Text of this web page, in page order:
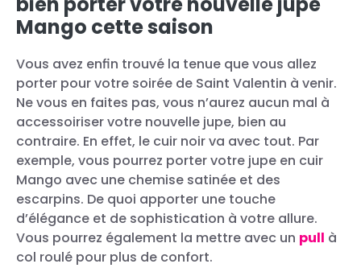
Mango cette saison
Vous avez enfin trouvé la tenue que vous allez
porter pour votre soirée de Saint Valentin à venir.
Ne vous en faites pas, vous n’aurez aucun mal à
accessoiriser votre nouvelle jupe, bien au
contraire. En effet, le cuir noir va avec tout. Par
exemple, vous pourrez porter votre jupe en cuir
Mango avec une chemise satinée et des
escarpins. De quoi apporter une touche
d’élégance et de sophistication à votre allure.
Vous pourrez également la mettre avec un pull à
col roulé pour plus de confort.